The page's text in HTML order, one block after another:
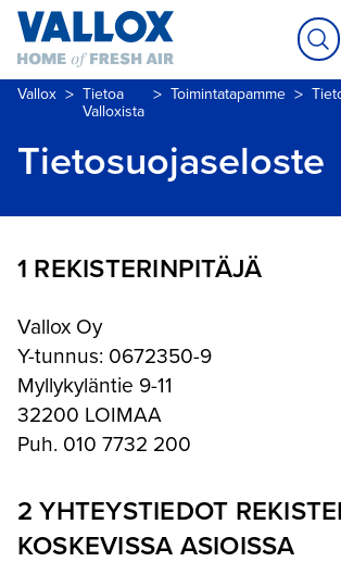
Vallox > Tietoa
Valloxista
> Toimintatapamme >
Tietosuojaseloste
1 REKISTERINPITÄJÄ
Vallox Oy
Y-tunnus: 0672350-9
Myllykyläntie 9-11
32200 LOIMAA
Puh. 010 7732 200
2 YHTEYSTIEDOT
KOSKEVISSA ASIOISSA